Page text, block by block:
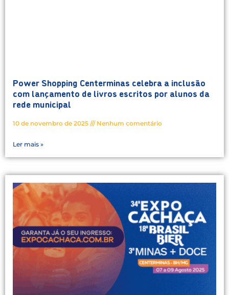
Power Shopping Centerminas celebra a inclusão
com lançamento de livros escritos por alunos da
rede municipal
10 de novembro de 2025 Nenhum comentário
Ler mais »